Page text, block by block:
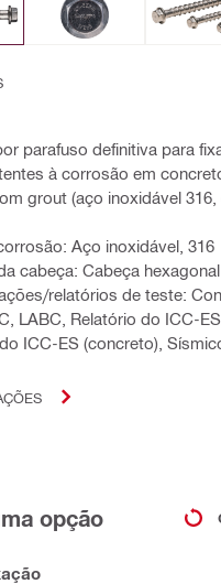
parafuso definitiva para
à corrosão em
grout (aço inoxidável
Aço inoxidável, 316
cabeça: Cabeça hexagonal
relatórios de teste:
LABC, Relatório do ICC-ES
ICC-ES (concreto),
opção